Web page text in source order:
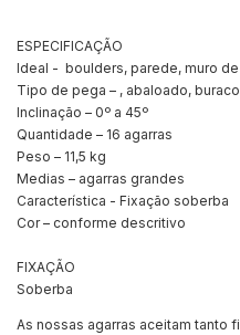
ESPECIFICAÇÃO
Ideal - boulders, parede, muro
Tipo de pega – , abaloado,
Inclinação – 0º a 45º
Quantidade – 16 agarras
Peso – 11,5 kg
Medias – agarras grandes
Característica - Fixação soberba
Cor – conforme descritivo
FIXAÇÃO
Soberba
As nossas agarras aceitam tanto